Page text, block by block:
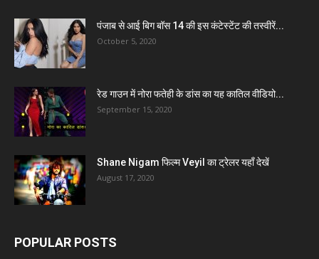
पंजाब से आई बिग बॉस 14 की इस कंटेस्टेंट की तस्वीरें...
October 5, 2020
रेड गाउन में नोरा फतेही के डांस का यह कातिल वीडियो...
September 15, 2020
Shane Nigam फिल्म Veyil का ट्रेलर यहाँ देखें
August 17, 2020
POPULAR POSTS